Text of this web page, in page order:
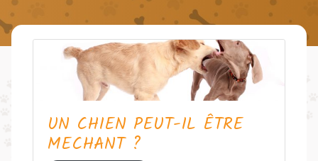
UN CHIEN PEUT-IL ÊTRE
MECHANT ?